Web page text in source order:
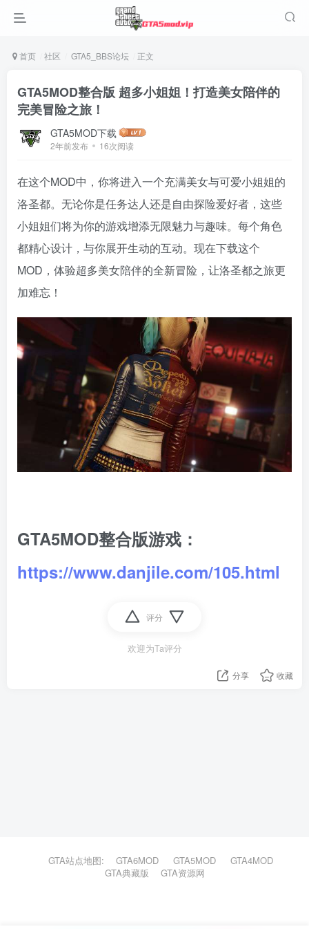
首页 社区 GTA5_BBS论坛 正文
GTA5MOD整合版 超多小姐姐！打造美女陪伴的
完美冒险之旅！
GTA5MOD下载
2年前发布 16次阅读
在这个MOD中，你将进入一个充满美女与可爱小姐姐的
洛圣都。无论你是任务达人还是自由探险爱好者，这些
小姐姐们将为你的游戏增添无限魅力与趣味。每个角色
都精心设计，与你展开生动的互动。现在下载这个
MOD，体验超多美女陪伴的全新冒险，让洛圣都之旅更
加难忘！
GTA5MOD整合版游戏：
https://www.danjile.com/105.html
评分
欢迎为Ta评分
分享 收藏
GTA站点地图: GTA6MOD GTA5MOD
GTA4MOD
GTA典藏版
GTA资源网